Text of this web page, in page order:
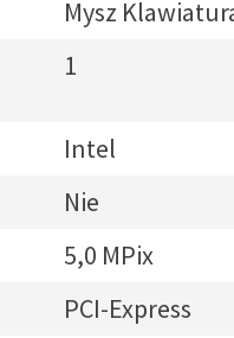
Mysz
1
Intel
Nie
5,0 MPix
PCI-Express